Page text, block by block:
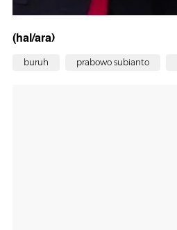
(hal/ara)
buruh prabowo subianto